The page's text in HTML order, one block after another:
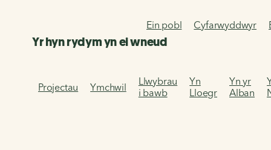
Ein pobl Cyfarwyddwyr
Yr hyn rydym yn ei wneud
Projectau Ymchwil
Llwybrau
i bawb
Yn
Lloegr
Yn yr
Alban